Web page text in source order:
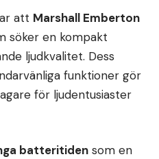
att Marshall Emberton
söker en kompakt
ljudkvalitet. Dess
funktioner gör
för ljudentusiaster
batteritiden som en